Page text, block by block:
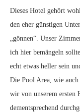
Dieses Hotel gehört
den eher günstigen
„gönnen“. Unser
ich hier bemängeln
echt etwas heller sein
Die Pool Area, wie auch
wir von unserem ersten
dementsprechend